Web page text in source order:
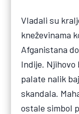
Vladali su
kneževinama
Afganistana
Indije. Njihovo
palate nalik
skandala.
ostale simbol